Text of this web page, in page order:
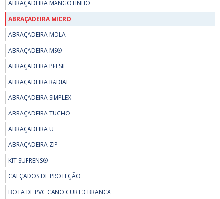
ABRAÇADEIRA MANGOTINHO
ABRAÇADEIRA MICRO
ABRAÇADEIRA MOLA
ABRAÇADEIRA MS®
ABRAÇADEIRA PRESIL
ABRAÇADEIRA RADIAL
ABRAÇADEIRA SIMPLEX
ABRAÇADEIRA TUCHO
ABRAÇADEIRA U
ABRAÇADEIRA ZIP
KIT SUPRENS®
CALÇADOS DE PROTEÇÃO
BOTA DE PVC CANO CURTO BRANCA